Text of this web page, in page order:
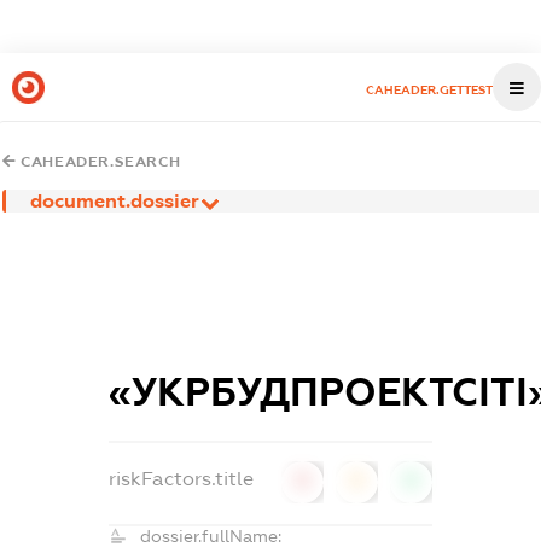
CAHEADER.GETTEST
CAHEADER.SEARCH
document.dossier
riskFactors.title
dossier.fullName: